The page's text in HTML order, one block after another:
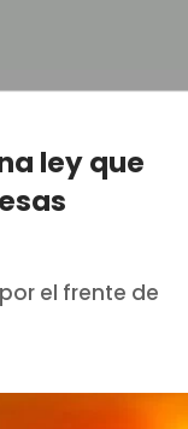
ley que
el frente de